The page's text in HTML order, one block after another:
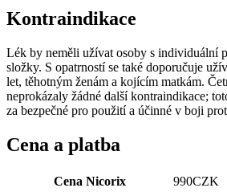
Kontraindikace
Lék by neměli užívat osoby s individuální
složky. S opatrností se také doporučuje
let, těhotným ženám a kojícím matkám.
neprokázaly žádné další kontraindikace;
za bezpečné pro použití a účinné v boji
Cena a platba
Cena Nicorix 990CZK